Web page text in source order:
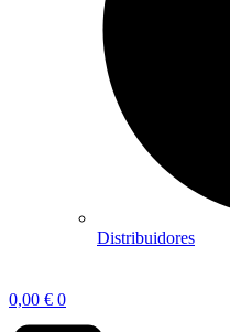
Distribuidores
0,00 € 0